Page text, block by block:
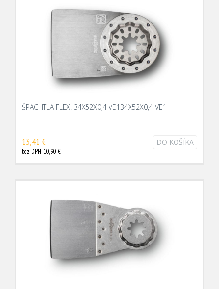
ŠPACHTLA FLEX. 34X52X0,4 VE134X52X0,4 VE1
13,41 €
bez DPH: 10,90 €
DO KOŠÍKA